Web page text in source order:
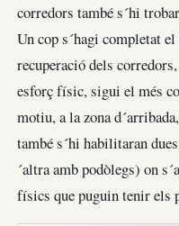
corredors també s´hi
Un cop s´hagi completat
recuperació dels
esforç físic, sigui el més
motiu, a la zona
també s´hi habilitaran
´altra amb podòlegs) on
físics que puguin tenir els